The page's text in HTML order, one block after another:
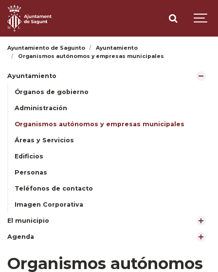
Ayuntamiento de Sagunto
Ayuntamiento
Organismos autónomos y empresas municipales
Ayuntamiento
Órganos de gobierno
Administración
Organismos autónomos y empresas municipales
Áreas y Servicios
Edificios
Personas
Teléfonos de contacto
Imagen Corporativa
El municipio
Agenda
Organismos autónomos